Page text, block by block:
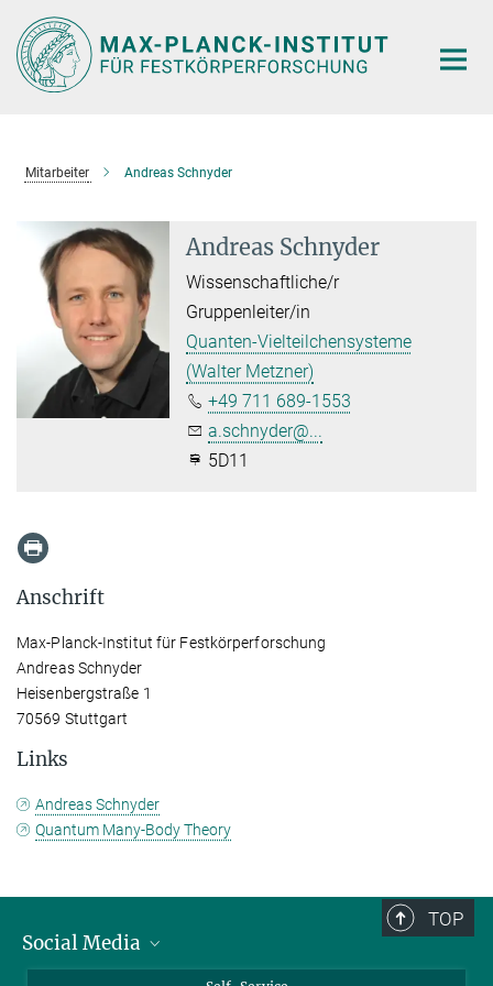
Hauptinhalt
Mitarbeiter Andreas Schnyder
Andreas Schnyder
Wissenschaftliche/r
Gruppenleiter/in
Quanten-Vielteilchensysteme
(Walter Metzner)
+49 711 689-1553
a.schnyder@...
5D11
Anschrift
Max-Planck-Institut für Festkörperforschung
Andreas Schnyder
Heisenbergstraße 1
70569 Stuttgart
Links
Andreas Schnyder
Quantum Many-Body Theory
TOP
Social Media